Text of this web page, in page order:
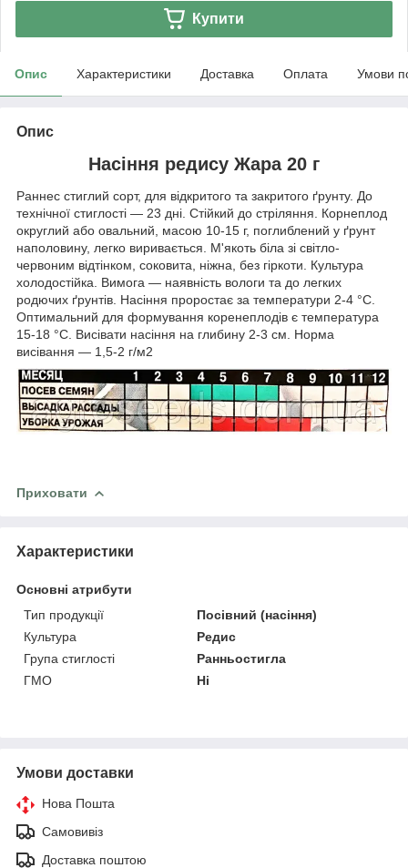
Купити
Опис Характеристики Доставка Оплата Умови
Опис
Насіння редису Жара 20 г
Раннес стиглий сорт, для відкритого та закритого ґрунту. До
технічної стиглості — 23 дні. Стійкий до стріляння. Корнеплод
округлий або овальний, масою 10-15 г, поглиблений у ґрунт
наполовину, легко виривається. М'якоть біла зі світло-
червоним відтінком, соковита, ніжна, без гіркоти. Культура
холодостійка. Вимога — наявність вологи та до легких
родючих ґрунтів. Насіння проростає за температури 2-4 °C.
Оптимальний для формування коренеплодів є температура
15-18 °C. Висівати насіння на глибину 2-3 см. Норма
висівання — 1,5-2 г/м2
Приховати
Характеристики
Основні атрибути
Тип продукції
Посівний (насіння)
Культура
Редис
Група стиглості
Ранньостигла
ГМО
Ні
Умови доставки
Нова Пошта
Самовивіз
Доставка поштою